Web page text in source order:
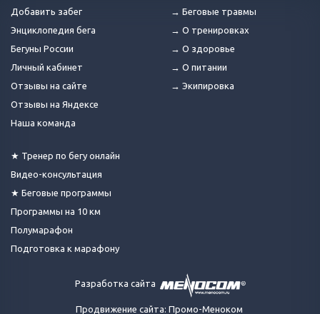
Добавить забег
Энциклопедия бега
Бегуны России
Личный кабинет
Отзывы на сайте
Отзывы на Яндексе
Наша команда
★ Тренер по бегу онлайн
Видео-консультация
★ Беговые программы
Программы на 10 км
Полумарафон
Подготовка к марафону
→ Беговые травмы
→ О тренировках
→ О здоровье
→ О питании
→ Экипировка
Разработка сайта
Продвижение сайта: Промо-Меноком